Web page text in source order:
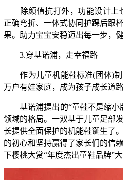
除颜值抗打外，功能设计上
正确弯折、一体式协同护踝后跟
果。助力宝宝安稳迈出每一步，
3.穿基诺浦，走幸福路
作为儿童机能鞋标准(团体)制
万户有娃家庭，成为孩子成长道路
基诺浦提出的“童鞋不是缩小
领域的格局。一双基于儿童足部
长提供全面保护的机能鞋诞生了
的初心和坚持赢得了家长们的信
下樱桃大赏“年度杰出童鞋品牌”